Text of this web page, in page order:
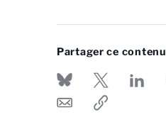
Partager ce contenu